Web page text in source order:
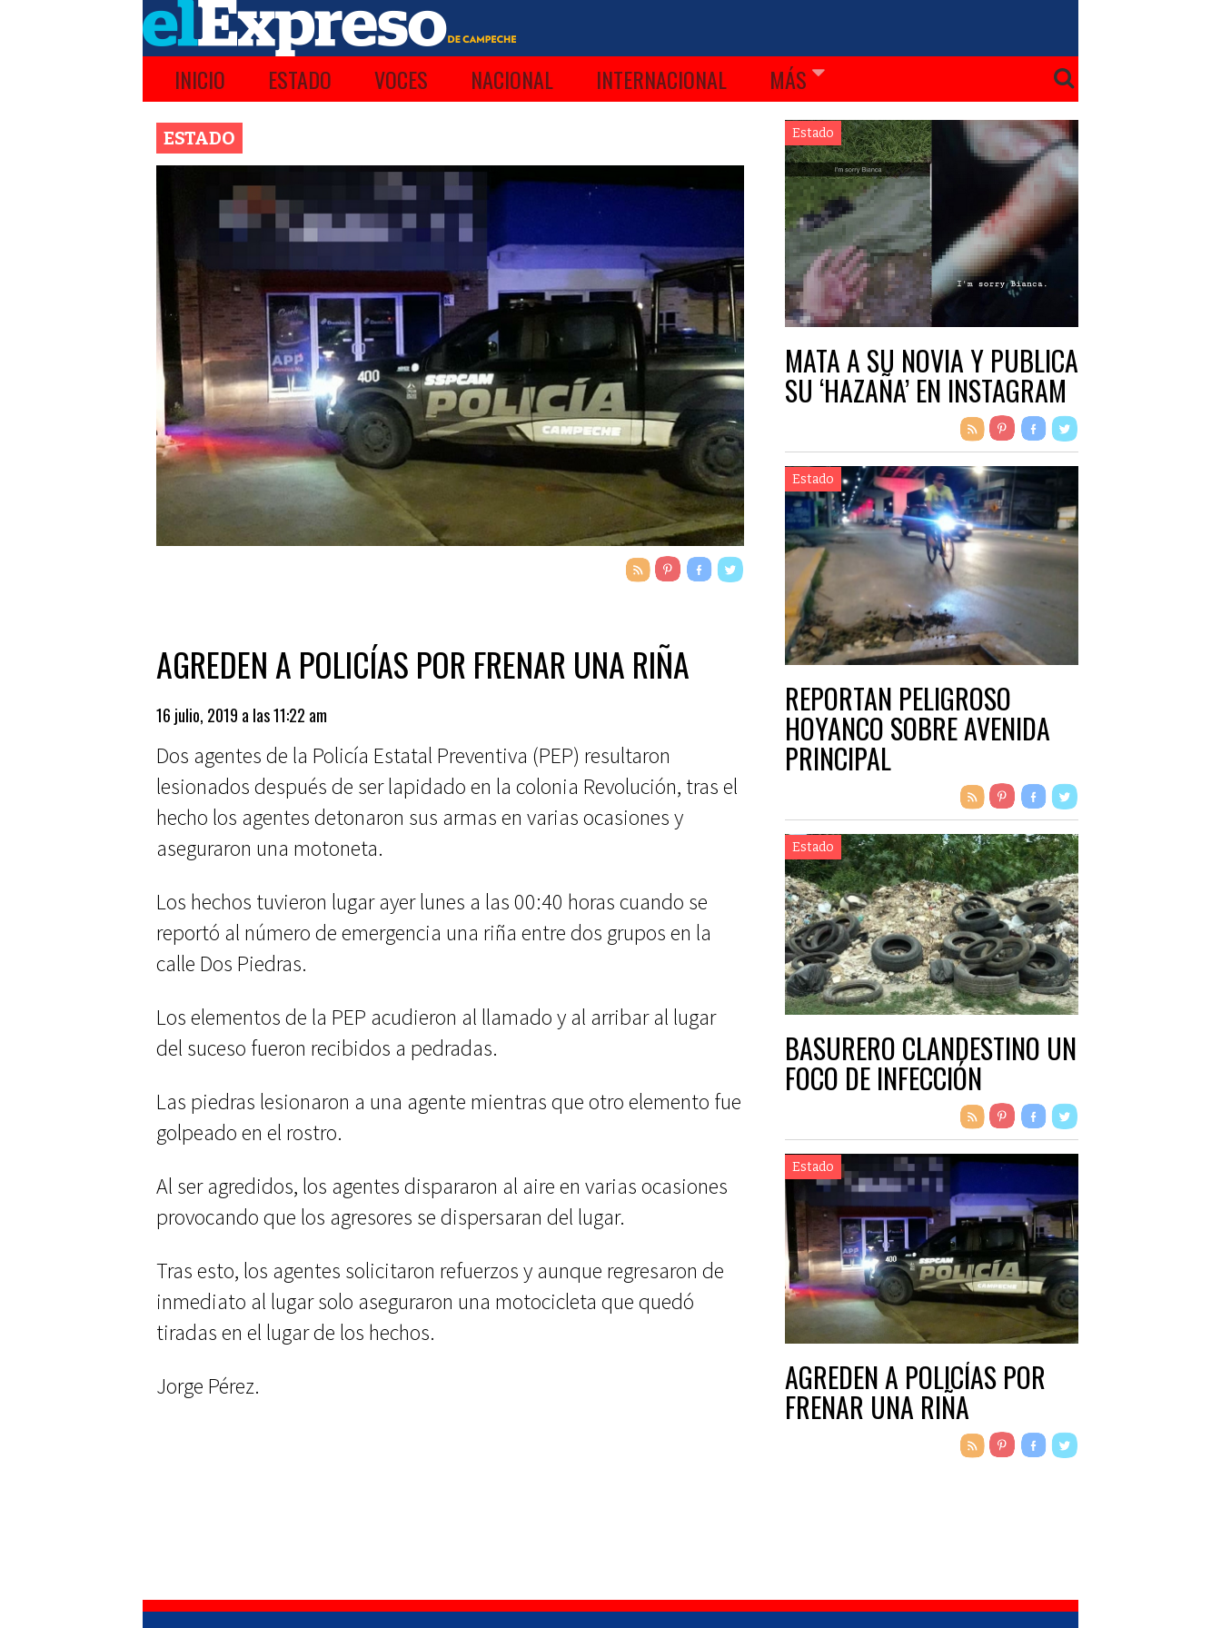
INICIO ESTADO VOCES NACIONAL INTERNACIONAL MÁS
ESTADO
AGREDEN A POLICÍAS POR FRENAR UNA RIÑA
16 julio, 2019 a las 11:22 am
Dos agentes de la Policía Estatal Preventiva (PEP) resultaron
lesionados después de ser lapidado en la colonia Revolución, tras el
hecho los agentes detonaron sus armas en varias ocasiones y
aseguraron una motoneta.
Los hechos tuvieron lugar ayer lunes a las 00:40 horas cuando se
reportó al número de emergencia una riña entre dos grupos en la
calle Dos Piedras.
Los elementos de la PEP acudieron al llamado y al arribar al lugar
del suceso fueron recibidos a pedradas.
Las piedras lesionaron a una agente mientras que otro elemento fue
golpeado en el rostro.
Al ser agredidos, los agentes dispararon al aire en varias ocasiones
provocando que los agresores se dispersaran del lugar.
Tras esto, los agentes solicitaron refuerzos y aunque regresaron de
inmediato al lugar solo aseguraron una motocicleta que quedó
tiradas en el lugar de los hechos.
Jorge Pérez.
Estado
MATA A SU NOVIA Y PUBLICA
SU ‘HAZAÑA’ EN INSTAGRAM
Estado
REPORTAN PELIGROSO
HOYANCO SOBRE AVENIDA
PRINCIPAL
Estado
BASURERO CLANDESTINO UN
FOCO DE INFECCIÓN
Estado
AGREDEN A POLICÍAS POR
FRENAR UNA RIÑA